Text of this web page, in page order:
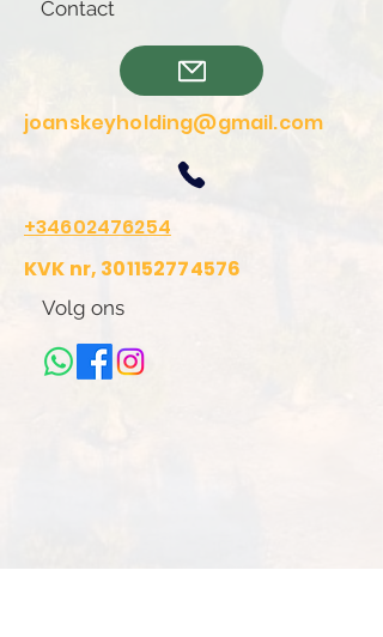
Contact
joanskeyholding@gmail.com
+34602476254
KVK nr, 301152774576
Volg ons